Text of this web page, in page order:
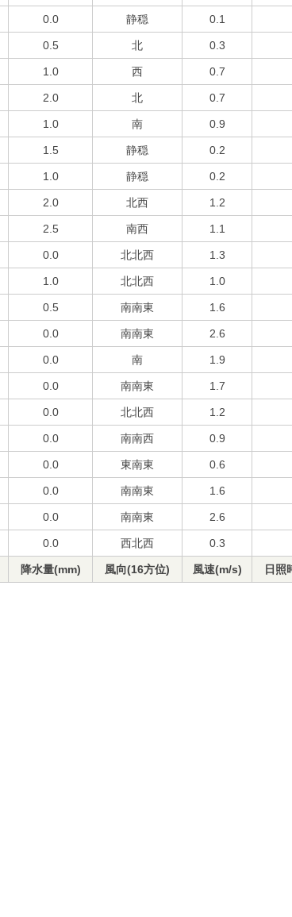
0.0 静穏 0.1
0.5 北 0.3
1.0 西 0.7
2.0 北 0.7
1.0 南 0.9
1.5 静穏 0.2
1.0 静穏 0.2
2.0 北西 1.2
2.5 南西 1.1
0.0 北北西 1.3
1.0 北北西 1.0
0.5 南南東 1.6
0.0 南南東 2.6
0.0 南 1.9
0.0 南南東 1.7
0.0 北北西 1.2
0.0 南南西 0.9
0.0 東南東 0.6
0.0 南南東 1.6
0.0 南南東 2.6
0.0 西北西 0.3
降水量(mm) 風向(16方位) 風速(m/s) 日照